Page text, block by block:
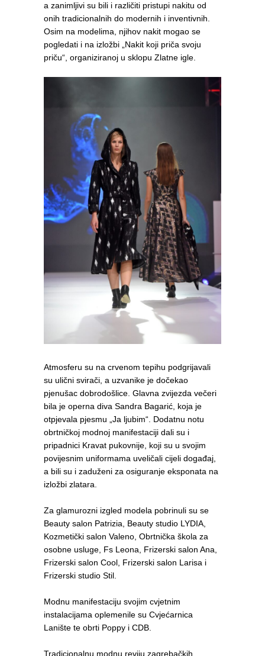
a zanimljivi su bili i različiti pristupi nakitu od
onih tradicionalnih do modernih i inventivnih.
Osim na modelima, njihov nakit mogao se
pogledati i na izložbi „Nakit koji priča svoju
priču“, organiziranoj u sklopu Zlatne igle.
Atmosferu su na crvenom tepihu podgrijavali
su ulični svirači, a uzvanike je dočekao
pjenušac dobrodošlice. Glavna zvijezda večeri
bila je operna diva Sandra Bagarić, koja je
otpjevala pjesmu „Ja ljubim“. Dodatnu notu
obrtničkoj modnoj manifestaciji dali su i
pripadnici Kravat pukovnije, koji su u svojim
povijesnim uniformama uveličali cijeli događaj,
a bili su i zaduženi za osiguranje eksponata na
izložbi zlatara.
Za glamurozni izgled modela pobrinuli su se
Beauty salon Patrizia, Beauty studio LYDIA,
Kozmetički salon Valeno, Obrtnička škola za
osobne usluge, Fs Leona, Frizerski salon Ana,
Frizerski salon Cool, Frizerski salon Larisa i
Frizerski studio Stil.
Modnu manifestaciju svojim cvjetnim
instalacijama oplemenile su Cvjećarnica
Lanište te obrti Poppy i CDB.
Tradicionalnu modnu reviju zagrebačkih